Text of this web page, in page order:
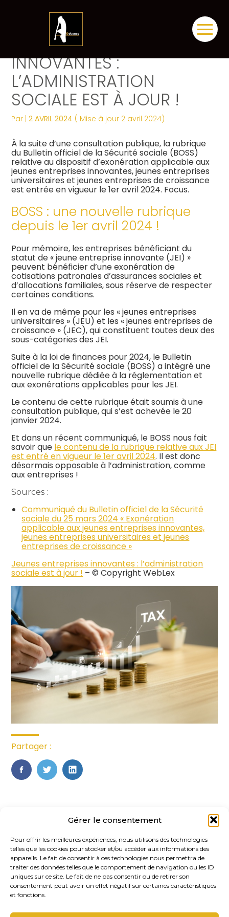
Gérer le consentement
Pour offrir les meilleures expériences, nous utilisons des technologies
telles que les cookies pour stocker et/ou accéder aux informations des
appareils. Le fait de consentir à ces technologies nous permettra de
traiter des données telles que le comportement de navigation ou les ID
uniques sur ce site. Le fait de ne pas consentir ou de retirer son
consentement peut avoir un effet négatif sur certaines caractéristiques
et fonctions.
Créer et reprendre une activité
Piloter votre entreprise
Développer votre entreprise
Digitalisation
Tous nos services
Fiscalité
Social
Audit
Gestion Administrative
Veille Juridique
Piloter votre gestion
Gérer vos ressources humaines
Dématérialiser vos documents
Juridique
Nos engagements
Notre équipe engagée
Nos partenaires
Révélez votre singularité
Digitalisation
La vie du cabinet
Le processus de recrutement
Postulez dès maintenant
JEUNES ENTREPRISES
INNOVANTES :
L’ADMINISTRATION
SOCIALE EST À JOUR !
Par |2 AVRIL 2024 ( Mise à jour 2 avril 2024)
À la suite d’une consultation publique, la rubrique
du Bulletin officiel de la Sécurité sociale (BOSS)
relative au dispositif d’exonération applicable aux
jeunes entreprises innovantes, jeunes entreprises
universitaires et jeunes entreprises de croissance
est entrée en vigueur le 1er avril 2024. Focus.
BOSS : une nouvelle rubrique
depuis le 1er avril 2024 !
Pour mémoire, les entreprises bénéficiant du
statut de « jeune entreprise innovante (JEI) »
peuvent bénéficier d’une exonération de
cotisations patronales d’assurances sociales et
d’allocations familiales, sous réserve de respecter
certaines conditions.
Il en va de même pour les « jeunes entreprises
universitaires » (JEU) et les « jeunes entreprises de
croissance » (JEC), qui constituent toutes deux des
sous-catégories des JEI.
Suite à la loi de finances pour 2024, le Bulletin
officiel de la Sécurité sociale (BOSS) a intégré une
nouvelle rubrique dédiée à la réglementation et
aux exonérations applicables pour les JEI.
Le contenu de cette rubrique était soumis à une
consultation publique, qui s’est achevée le 20
janvier 2024.
Et dans un récent communiqué, le BOSS nous fait
savoir que le contenu de la rubrique relative aux JEI
est entré en vigueur le 1er avril 2024. Il est donc
désormais opposable à l’administration, comme
aux entreprises !
Sources :
Communiqué du Bulletin officiel de la Sécurité
sociale du 25 mars 2024 « Exonération
applicable aux jeunes entreprises innovantes,
jeunes entreprises universitaires et jeunes
entreprises de croissance »
Jeunes entreprises innovantes : l’administration
sociale est à jour ! – © Copyright WebLex
Partager :
FaceBook
TwitterLinkedIn
Footer
Principale
20, rue des Gaudines 78100 – Saint
Germain-en-Laye